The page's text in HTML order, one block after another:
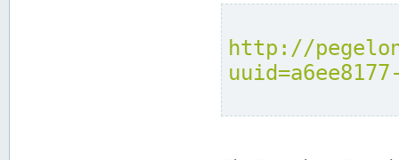
http://